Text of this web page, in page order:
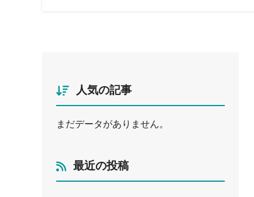
人気の記事
まだデータがありません。
最近の投稿